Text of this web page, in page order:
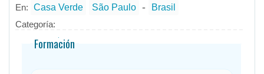
En: Casa Verde São Paulo -
Brasil
Categoría:
Formación